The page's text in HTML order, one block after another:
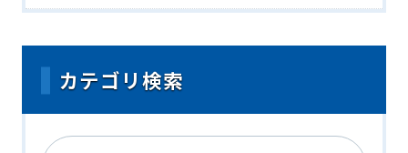
カテゴリ検索